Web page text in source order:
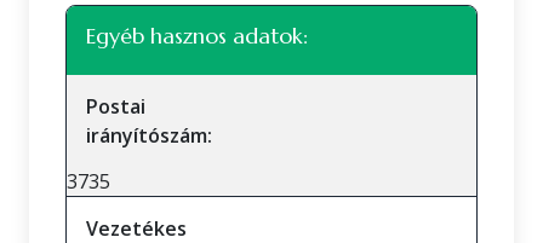
Egyéb hasznos adatok:
Postai
irányítószám:
3735
Vezetékes